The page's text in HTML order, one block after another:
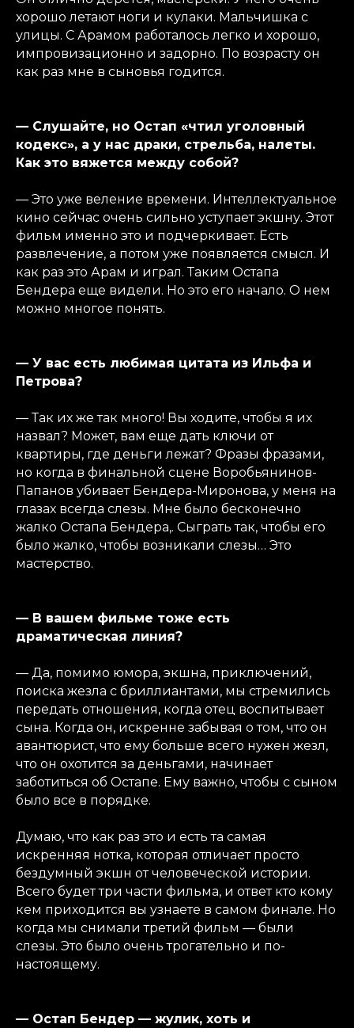
хорошо летают ноги и кулаки. Мальчишка с
улицы. С Арамом работалось легко и хорошо,
импровизационно и задорно. По возрасту он
как раз мне в сыновья годится.
— Слушайте, но Остап «чтил уголовный
кодекс», а у нас драки, стрельба, налеты.
Как это вяжется между собой?
— Это уже веление времени. Интеллектуальное
кино сейчас очень сильно уступает экшну. Этот
фильм именно это и подчеркивает. Есть
развлечение, а потом уже появляется смысл. И
как раз это Арам и играл. Таким Остапа
Бендера еще видели. Но это его начало. О нем
можно многое понять.
— У вас есть любимая цитата из Ильфа и
Петрова?
— Так их же так много! Вы ходите, чтобы я их
назвал? Может, вам еще дать ключи от
квартиры, где деньги лежат? Фразы фразами,
но когда в финальной сцене Воробьянинов-
Папанов убивает Бендера-Миронова, у меня на
глазах всегда слезы. Мне было бесконечно
жалко Остапа Бендера,. Сыграть так, чтобы его
было жалко, чтобы возникали слезы… Это
мастерство.
— В вашем фильме тоже есть
драматическая линия?
— Да, помимо юмора, экшна, приключений,
поиска жезла с бриллиантами, мы стремились
передать отношения, когда отец воспитывает
сына. Когда он, искренне забывая о том, что он
авантюрист, что ему больше всего нужен жезл,
что он охотится за деньгами, начинает
заботиться об Остапе. Ему важно, чтобы с сыном
было все в порядке.
Думаю, что как раз это и есть та самая
искренняя нотка, которая отличает просто
бездумный экшн от человеческой истории.
Всего будет три части фильма, и ответ кто кому
кем приходится вы узнаете в самом финале. Но
когда мы снимали третий фильм — были
слезы. Это было очень трогательно и по-
настоящему.
— Остап Бендер — жулик, хоть и